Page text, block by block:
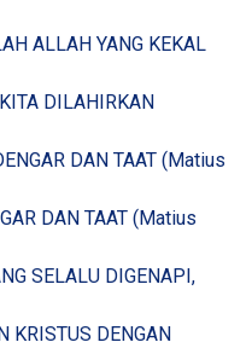
ALLAH YANG KEKAL
DILAHIRKAN
DAN TAAT (Matius
DAN TAAT (Matius
SELALU DIGENAPI,
KRISTUS DENGAN